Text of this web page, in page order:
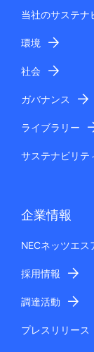
当社のサステナ
環境
社会
ガバナンス
ライブラリー
サステナビリテ
企業情報
NECネッツエス
採用情報
調達活動
プレスリリース